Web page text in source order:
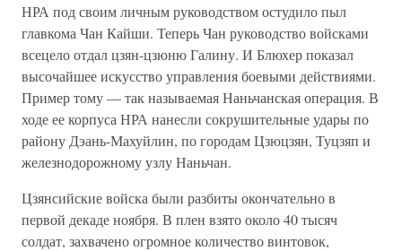
НРА под своим личным руководством остудило пыл
главкома Чан Кайши. Теперь Чан руководство войсками
всецело отдал цзян-цзюню Галину. И Блюхер показал
высочайшее искусство управления боевыми действиями.
Пример тому — так называемая Наньчанская операция. В
ходе ее корпуса НРА нанесли сокрушительные удары по
району Дэань-Махуйлин, по городам Цзюцзян, Туцзяп и
железнодорожному узлу Наньчан.
Цзянсийские войска были разбиты окончательно в
первой декаде ноября. В плен взято около 40 тысяч
солдат, захвачено огромное количество винтовок,